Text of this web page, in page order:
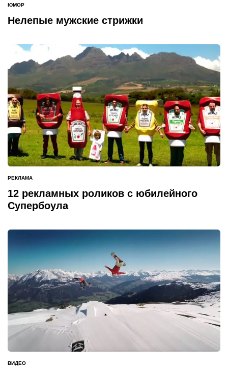
ОПУБЛИКОВАНО
В
ЮМОР
Нелепые мужские стрижки
ОПУБЛИКОВАНО
В
РЕКЛАМА
12 рекламных роликов с юбилейного
Супербоула
ОПУБЛИКОВАНО
ВИДЕО